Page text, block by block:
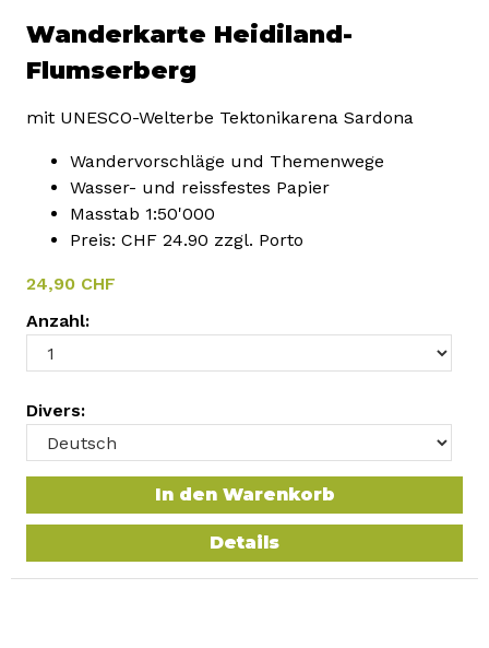
Wanderkarte Heidiland-
Flumserberg
mit UNESCO-Welterbe Tektonikarena Sardona
Wandervorschläge und Themenwege
Wasser- und reissfestes Papier
Masstab 1:50'000
Preis: CHF 24.90 zzgl. Porto
24,90 CHF
Anzahl:
Divers:
In den Warenkorb
Details